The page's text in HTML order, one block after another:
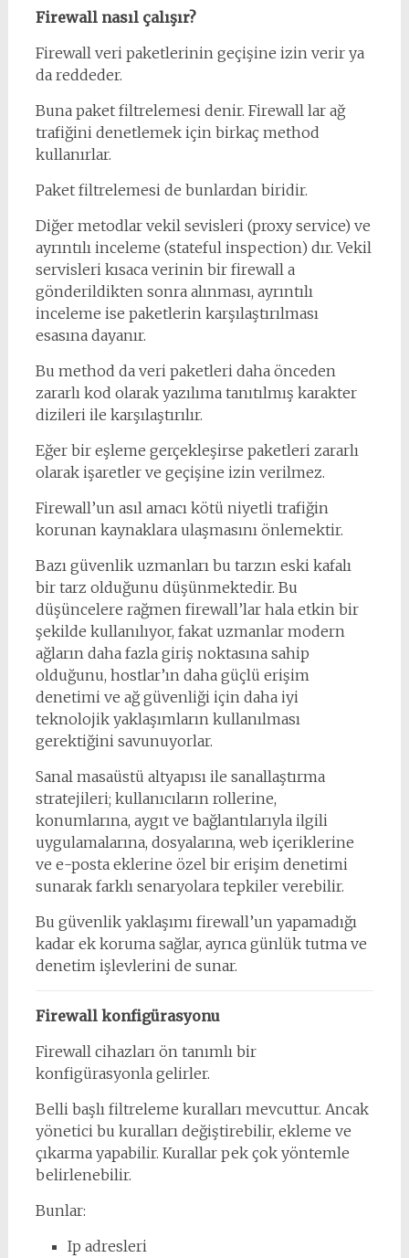
Firewall nasıl çalışır?
Firewall veri paketlerinin geçişine izin verir ya
da reddeder.
Buna paket filtrelemesi denir. Firewall lar ağ
trafiğini denetlemek için birkaç method
kullanırlar.
Paket filtrelemesi de bunlardan biridir.
Diğer metodlar vekil sevisleri (proxy service) ve
ayrıntılı inceleme (stateful inspection) dır. Vekil
servisleri kısaca verinin bir firewall a
gönderildikten sonra alınması, ayrıntılı
inceleme ise paketlerin karşılaştırılması
esasına dayanır.
Bu method da veri paketleri daha önceden
zararlı kod olarak yazılıma tanıtılmış karakter
dizileri ile karşılaştırılır.
Eğer bir eşleme gerçekleşirse paketleri zararlı
olarak işaretler ve geçişine izin verilmez.
Firewall’un asıl amacı kötü niyetli trafiğin
korunan kaynaklara ulaşmasını önlemektir.
Bazı güvenlik uzmanları bu tarzın eski kafalı
bir tarz olduğunu düşünmektedir. Bu
düşüncelere rağmen firewall’lar hala etkin bir
şekilde kullanılıyor, fakat uzmanlar modern
ağların daha fazla giriş noktasına sahip
olduğunu, hostlar’ın daha güçlü erişim
denetimi ve ağ güvenliği için daha iyi
teknolojik yaklaşımların kullanılması
gerektiğini savunuyorlar.
Sanal masaüstü altyapısı ile sanallaştırma
stratejileri; kullanıcıların rollerine,
konumlarına, aygıt ve bağlantılarıyla ilgili
uygulamalarına, dosyalarına, web içeriklerine
ve e-posta eklerine özel bir erişim denetimi
sunarak farklı senaryolara tepkiler verebilir.
Bu güvenlik yaklaşımı firewall’un yapamadığı
kadar ek koruma sağlar, ayrıca günlük tutma ve
denetim işlevlerini de sunar.
Firewall konfigürasyonu
Firewall cihazları ön tanımlı bir
konfigürasyonla gelirler.
Belli başlı filtreleme kuralları mevcuttur. Ancak
yönetici bu kuralları değiştirebilir, ekleme ve
çıkarma yapabilir. Kurallar pek çok yöntemle
belirlenebilir.
Bunlar:
Ip adresleri